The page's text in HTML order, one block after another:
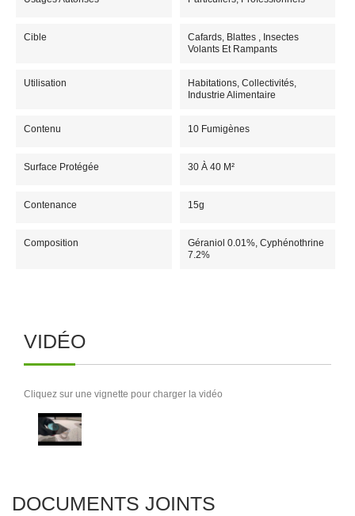
Cible
Cafards, Blattes , Insectes
Volants Et Rampants
Utilisation
Habitations, Collectivités,
Industrie Alimentaire
Contenu 10 Fumigènes
Surface Protégée 30 À 40 M²
Contenance 15g
Composition
Géraniol 0.01%, Cyphénothrine
7.2%
VIDÉO
Cliquez sur une vignette pour charger la vidéo
DOCUMENTS JOINTS